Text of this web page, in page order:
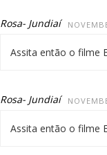
Rosa- Jundiaí
Assita então o filme
Rosa- Jundiaí
Assita então o filme